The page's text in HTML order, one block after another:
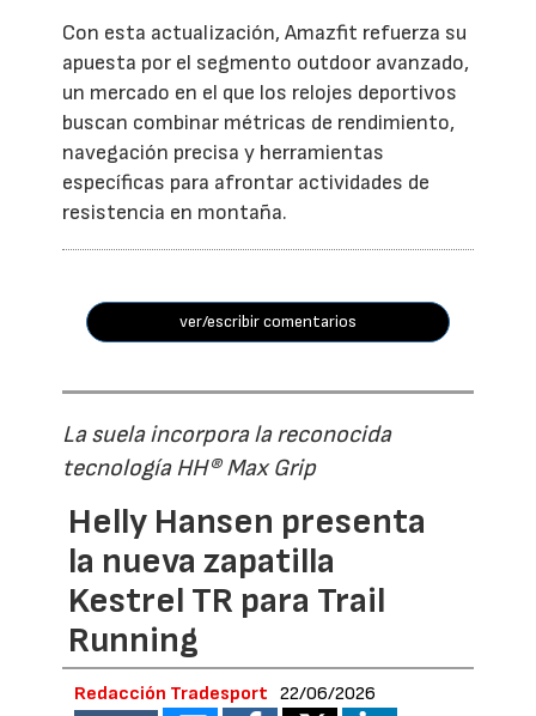
Con esta actualización, Amazfit refuerza su
apuesta por el segmento outdoor avanzado,
un mercado en el que los relojes deportivos
buscan combinar métricas de rendimiento,
navegación precisa y herramientas
específicas para afrontar actividades de
resistencia en montaña.
ver/escribir comentarios
La suela incorpora la reconocida
tecnología HH® Max Grip
Helly Hansen presenta
la nueva zapatilla
Kestrel TR para Trail
Running
Redacción Tradesport 22/06/2026